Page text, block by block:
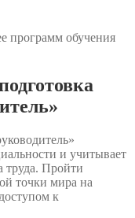
программ обучения
и учитывает
труда. Пройти
точки мира на
к